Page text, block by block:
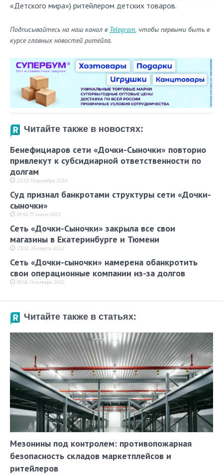
«Детского мира») ритейлером детских товаров.
Подписывайтесь на наш канал в Telegram, чтобы первыми быть в
курсе главных новостей ритейла.
Читайте также в новостях:
Бенефициаров сети «Дочки-Сыночки» повторно
привлекут к субсидиарной ответственности по
долгам
22:03, 19 декабря 2024
Суд признал банкротами структуры сети «Дочки-
сыночки»
09:53, 17 июня 2022
Сеть «Дочки-Сыночки» закрыла все свои
магазины в Екатеринбурге и Тюмени
23:02, 25 марта 2022
Сеть «Дочки-сыночки» намерена обанкротить
свои операционные компании из-за долгов
09:56, 14 января 2022
Читайте также в статьях:
Мезонины под контролем: противопожарная
безопасность складов маркетплейсов и
ритейлеров